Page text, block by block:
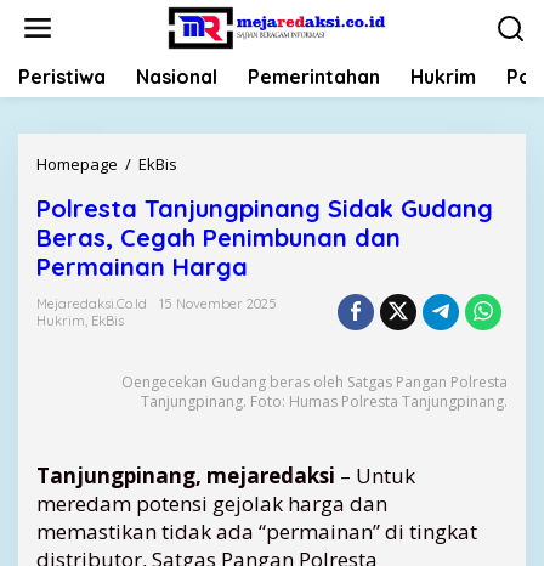
Peristiwa Nasional Pemerintahan Hukrim
Homepage / EkBis
l
r
e
t
a
n
n
g
p
i
Polresta Tanjungpinang Sidak Gudang
Beras, Cegah Penimbunan dan
Permainan Harga
Mejaredaksi.co.id
15 November 2025
Hukrim, EkBis
Oengecekan Gudang beras oleh Satgas Pangan Polresta
Tanjungpinang. Foto: Humas Polresta Tanjungpinang.
Tanjungpinang, mejaredaksi – Untuk
meredam potensi gejolak harga dan
memastikan tidak ada “permainan” di tingkat
distributor, Satgas Pangan Polresta